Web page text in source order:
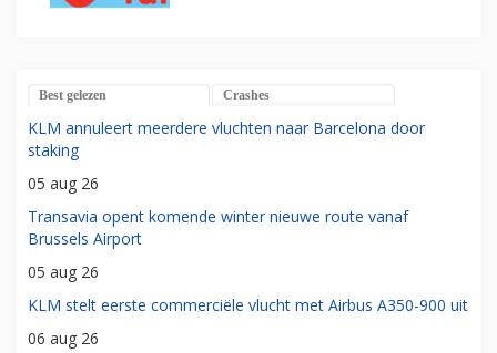
Best gelezen Crashes
KLM annuleert meerdere vluchten naar Barcelona door
staking
05 aug 26
Transavia opent komende winter nieuwe route vanaf
Brussels Airport
05 aug 26
KLM stelt eerste commerciële vlucht met Airbus A350-900 uit
06 aug 26